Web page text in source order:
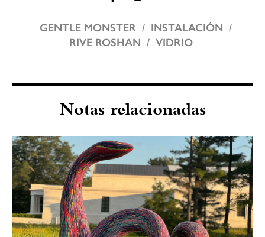
GENTLE MONSTER
INSTALACIÓN
RIVE ROSHAN
VIDRIO
Notas relacionadas